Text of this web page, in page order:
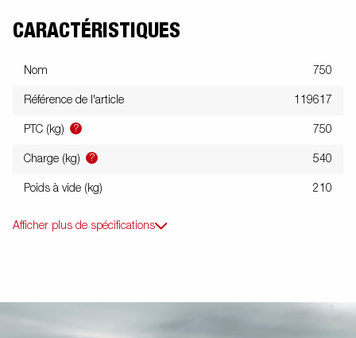
CARACTÉRISTIQUES
Nom 750
Référence de l'article 119617
PTC (kg) ? 750
Charge (kg) ? 540
Poids à vide (kg) 210
Afficher plus de spécifications